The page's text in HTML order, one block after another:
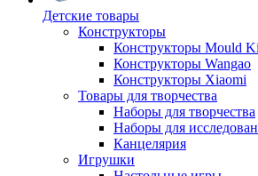
Детские товары
Конструкторы
Конструкторы Mould
Конструкторы Wangao
Конструкторы Xiaomi
Товары для творчества
Наборы для творчества
Наборы для
Канцелярия
Игрушки